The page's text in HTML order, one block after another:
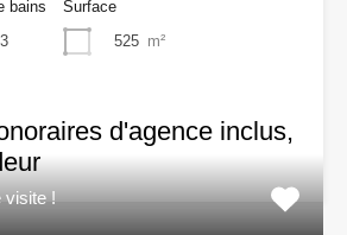
bains
3
Surface
525 m²
d'agence inclus,
visite !